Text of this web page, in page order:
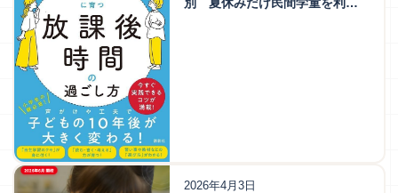
2026年4月3日